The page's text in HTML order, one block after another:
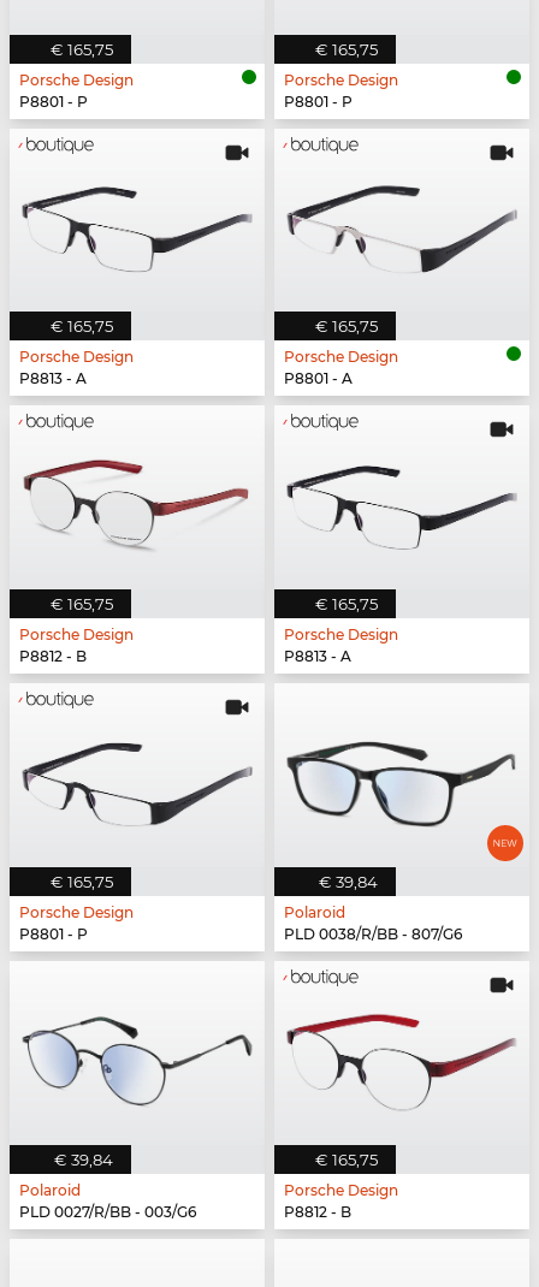
€ 165,75
Porsche Design
P8801 - P
€ 165,75
Porsche Design
P8801 - P
€ 165,75
Porsche Design
P8813 - A
€ 165,75
Porsche Design
P8801 - A
€ 165,75
Porsche Design
P8812 - B
€ 165,75
Porsche Design
P8813 - A
€ 165,75
Porsche Design
P8801 - P
€ 39,84
Polaroid
PLD 0038/R/BB - 807/G6
€ 39,84
Polaroid
PLD 0027/R/BB - 003/G6
€ 165,75
Porsche Design
P8812 - B